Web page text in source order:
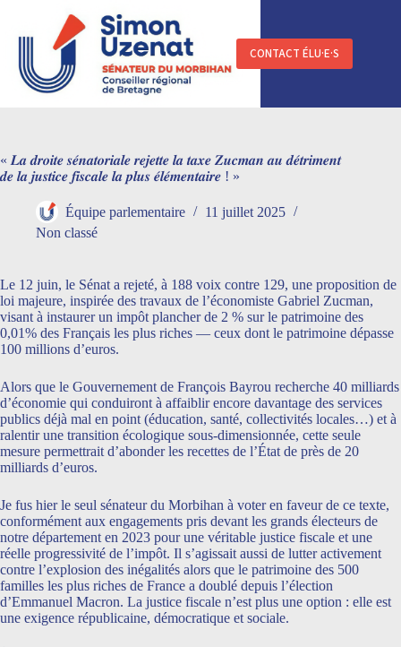
contenu
CONTACT ÉLU·E·S
« 𝑳𝒂 𝒅𝒓𝒐𝒊𝒕𝒆 𝒔𝒆́𝒏𝒂𝒕𝒐𝒓𝒊𝒂𝒍𝒆 𝒓𝒆𝒋𝒆𝒕𝒕𝒆 𝒍𝒂 𝒕𝒂𝒙𝒆 𝒁𝒖𝒄𝒎𝒂𝒏 𝒂𝒖 𝒅𝒆́𝒕𝒓𝒊𝒎𝒆𝒏𝒕
𝒅𝒆 𝒍𝒂 𝒋𝒖𝒔𝒕𝒊𝒄𝒆 𝒇𝒊𝒔𝒄𝒂𝒍𝒆 𝒍𝒂 𝒑𝒍𝒖𝒔 𝒆́𝒍𝒆́𝒎𝒆𝒏𝒕𝒂𝒊𝒓𝒆 ! »
Équipe parlementaire
11 juillet 2025
Non classé
Le 12 juin, le Sénat a rejeté, à 188 voix contre 129, une proposition de
loi majeure, inspirée des travaux de l’économiste Gabriel Zucman,
visant à instaurer un impôt plancher de 2 % sur le patrimoine des
0,01% des Français les plus riches — ceux dont le patrimoine dépasse
100 millions d’euros.
Alors que le Gouvernement de François Bayrou recherche 40 milliards
d’économie qui conduiront à affaiblir encore davantage des services
publics déjà mal en point (éducation, santé, collectivités locales…) et à
ralentir une transition écologique sous-dimensionnée, cette seule
mesure permettrait d’abonder les recettes de l’État de près de 20
milliards d’euros.
Je fus hier le seul sénateur du Morbihan à voter en faveur de ce texte,
conformément aux engagements pris devant les grands électeurs de
notre département en 2023 pour une véritable justice fiscale et une
réelle progressivité de l’impôt. Il s’agissait aussi de lutter activement
contre l’explosion des inégalités alors que le patrimoine des 500
familles les plus riches de France a doublé depuis l’élection
d’Emmanuel Macron. La justice fiscale n’est plus une option : elle est
une exigence républicaine, démocratique et sociale.